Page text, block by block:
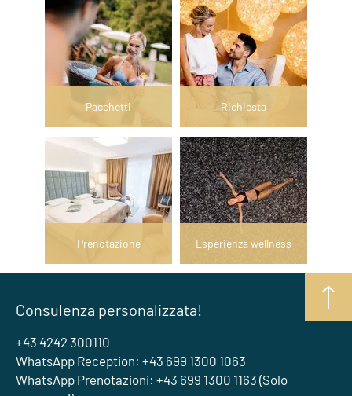
Pacchetti Richiesta
Prenotazione Esperienza wellness
Consulenza personalizzata!
+43 4242 300110
WhatsApp Reception: +43 699 1300 1063
WhatsApp Prenotazioni: +43 699 1300 1163 (Solo